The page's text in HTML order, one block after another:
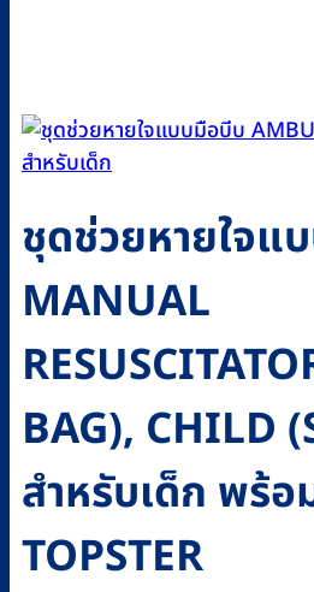
ชุดช่วยหายใจแ
MANUAL
BAG), CHILD
สำหรับเด็ก พร้
TOPSTER